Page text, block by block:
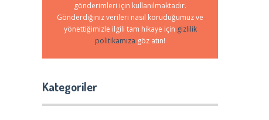
gönderimleri için kullanılmaktadır.
Gönderdiğiniz verileri nasıl koruduğumuz ve
yönettiğimizle ilgili tam hikaye için gizlilik
politikamıza göz atın!
Kategoriler